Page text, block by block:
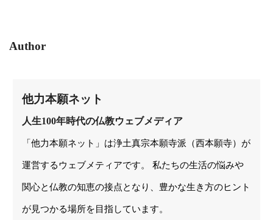
Author
他力本願ネット
人生100年時代の仏教ウェブメディア
「他力本願ネット」は浄土真宗本願寺派（西本願寺）が
運営するウェブメティアです。 私たちの生活の悩みや
関心と仏教の知恵の接点となり、豊かな生き方のヒント
が見つかる場所を目指しています。